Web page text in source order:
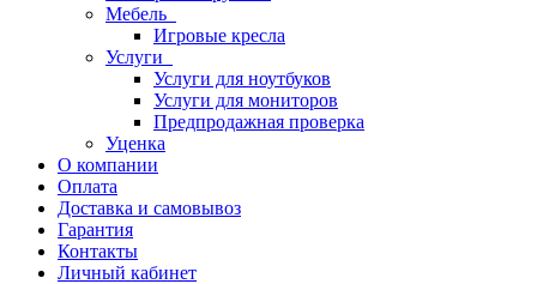
Мебель
Игровые кресла
Услуги
Услуги для ноутбуков
Услуги для мониторов
Предпродажная проверка
Уценка
О компании
Оплата
Доставка и самовывоз
Гарантия
Контакты
Личный кабинет